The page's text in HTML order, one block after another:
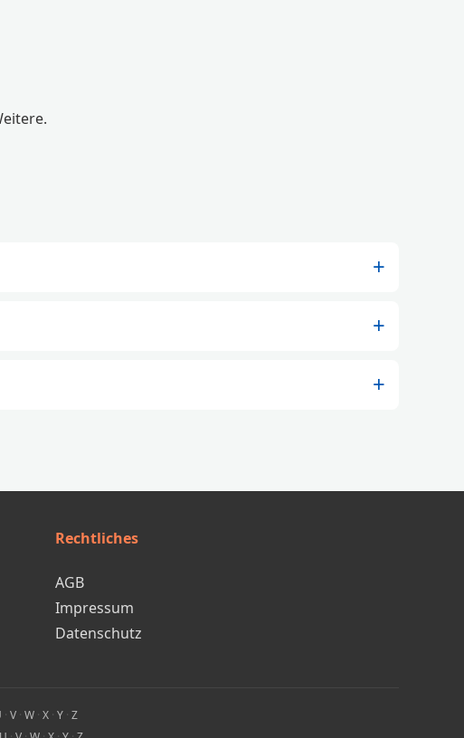
Rechtliches
AGB
Impressum
Datenschutz
· V · W · X · Y · Z